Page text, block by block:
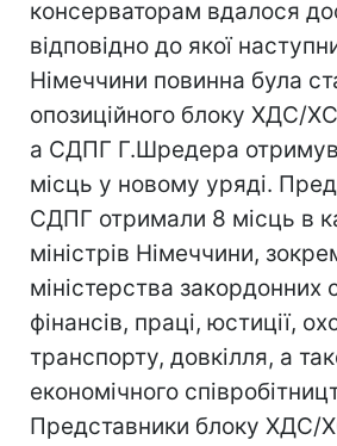
консерваторам вдалося
відповідно до якої
Німеччини повинна була
опозиційного блоку ХДС/
а СДПГ Г.Шредера
місць у новому уряді.
СДПГ отримали 8 місць в
міністрів Німеччини,
міністерства закордонних
фінансів, праці, юстиції,
транспорту, довкілля, а
економічного
Представники блоку ХДС/